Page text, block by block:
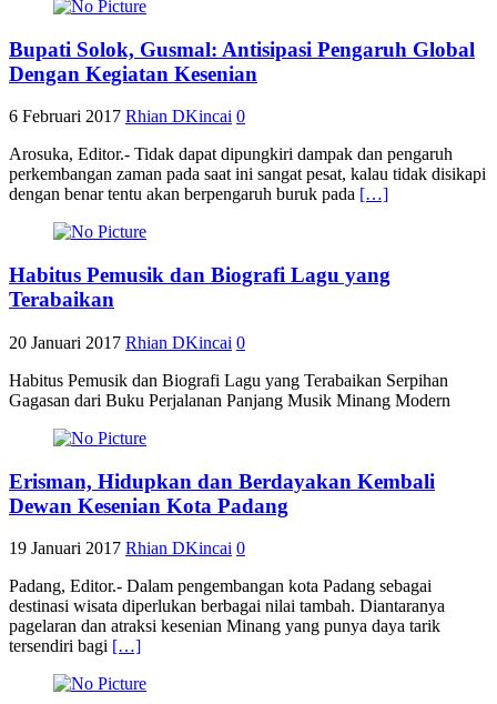
Bupati Solok, Gusmal: Antisipasi Pengaruh Global
Dengan Kegiatan Kesenian
6 Februari 2017 Rhian DKincai 0
Arosuka, Editor.- Tidak dapat dipungkiri dampak dan pengaruh
perkembangan zaman pada saat ini sangat pesat, kalau tidak disikapi
dengan benar tentu akan berpengaruh buruk pada […]
Habitus Pemusik dan Biografi Lagu yang
Terabaikan
20 Januari 2017 Rhian DKincai 0
Habitus Pemusik dan Biografi Lagu yang Terabaikan Serpihan
Gagasan dari Buku Perjalanan Panjang Musik Minang Modern
Erisman, Hidupkan dan Berdayakan Kembali
Dewan Kesenian Kota Padang
19 Januari 2017 Rhian DKincai 0
Padang, Editor.- Dalam pengembangan kota Padang sebagai
destinasi wisata diperlukan berbagai nilai tambah. Diantaranya
pagelaran dan atraksi kesenian Minang yang punya daya tarik
tersendiri bagi […]